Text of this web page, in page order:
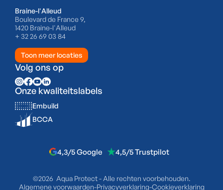
Braine-l'Alleud
Boulevard de France 9,
1420 Braine-l'Alleud
+ 32 26 69 03 84
Toon meer locaties
Volg ons op
Onze kwaliteitslabels
Embuild
BCCA
4,3/5 Google 4,5/5 Trustpilot
©2026 Aqua Protect - Alle rechten voorbehouden.
Algemene voorwaarden-Privacyverklaring-Cookieverklaring